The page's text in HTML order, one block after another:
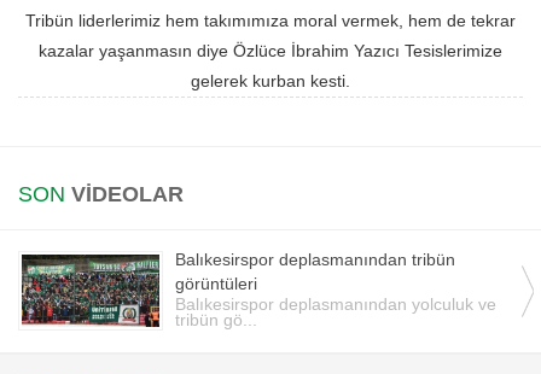
Instagram
Android
Tribün liderlerimiz hem takımımıza moral vermek, hem de tekrar
kazalar yaşanmasın diye Özlüce İbrahim Yazıcı Tesislerimize
gelerek kurban kesti.
SON VİDEOLAR
Balıkesirspor deplasmanından tribün
görüntüleri
Balıkesirspor deplasmanından yolculuk ve
tribün gö...